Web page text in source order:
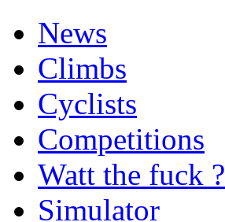
News
Climbs
Cyclists
Competitions
Watt the fuck ?
Simulator